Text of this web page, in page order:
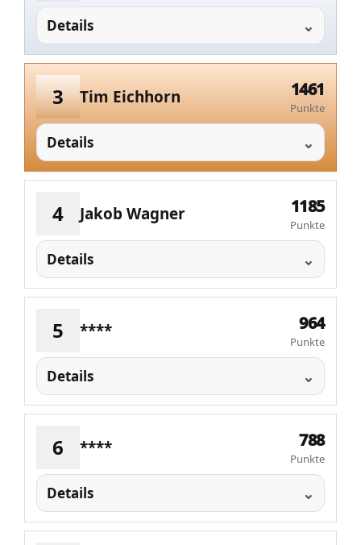
Details
3 Tim Eichhorn 1461
Punkte
Details
4 Jakob Wagner 1185
Punkte
Details
5 **** 964
Punkte
Details
6 **** 788
Punkte
Details